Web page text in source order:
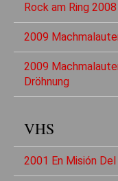
Rock am Ring 2008
2009
2009
Dröhnung
VHS
2001 En Misión